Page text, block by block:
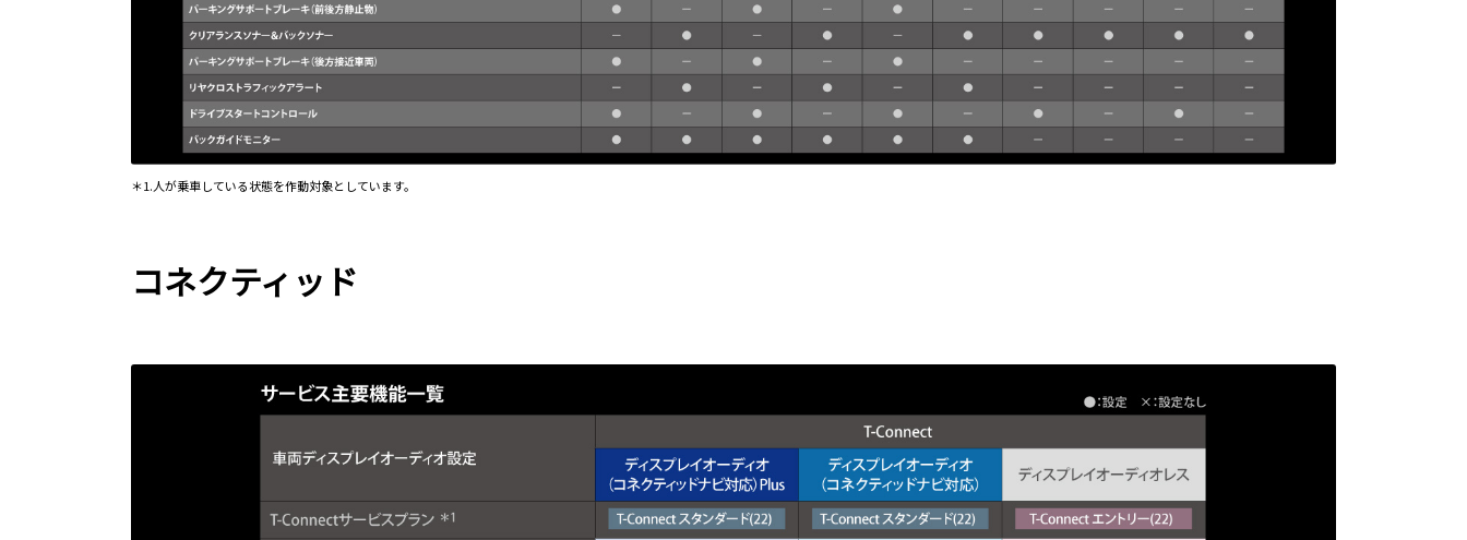
＊1.人が乗車している状態を作動対象としています。
コネクティッド